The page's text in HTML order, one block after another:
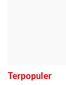
Terpopuler